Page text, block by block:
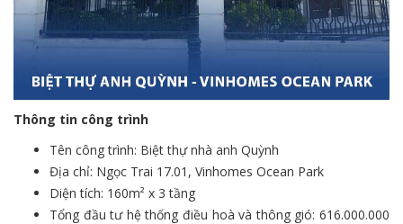
Thông tin công trình
Tên công trình: Biệt thự nhà anh Quỳnh
Địa chỉ: Ngọc Trai 17.01, Vinhomes Ocean Park
Diện tích: 160m² x 3 tầng
Tổng đầu tư hệ thống điều hoà và thông gió: 616.000.000